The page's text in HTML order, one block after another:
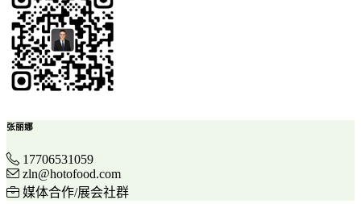
张丽娜
17706531059
zln@hotofood.com
媒体合作/展会社群